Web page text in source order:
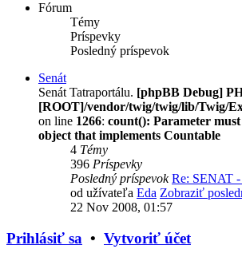
Fórum
Témy
Príspevky
Posledný príspevok
Senát
Senát Tatraportálu. [phpBB Debug]
[ROOT]/vendor/twig/twig/lib/Twig/
on line 1266: count(): Parameter
object that implements Countable
4 Témy
396 Príspevky
Posledný príspevok Re: SENAT
od užívateľa Eda Zobraziť
22 Nov 2008, 01:57
Prihlásiť sa • Vytvoriť účet